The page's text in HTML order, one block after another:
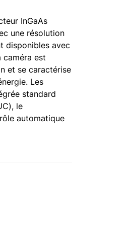
InGaAs
une résolution
disponibles avec
caméra est
et se caractérise
Les
standard
le
automatique